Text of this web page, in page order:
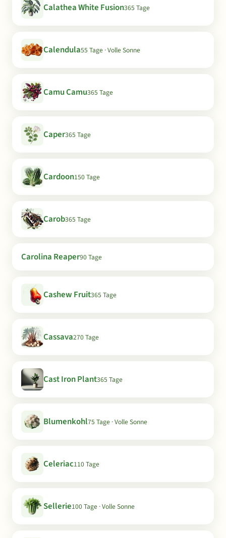
Calathea White Fusion365 Tage
Calendula55 Tage · Volle Sonne
Camu Camu365 Tage
Caper365 Tage
Cardoon150 Tage
Carob365 Tage
Carolina Reaper90 Tage
Cashew Fruit365 Tage
Cassava270 Tage
Cast Iron Plant365 Tage
Blumenkohl75 Tage · Volle Sonne
Celeriac110 Tage
Sellerie100 Tage · Volle Sonne